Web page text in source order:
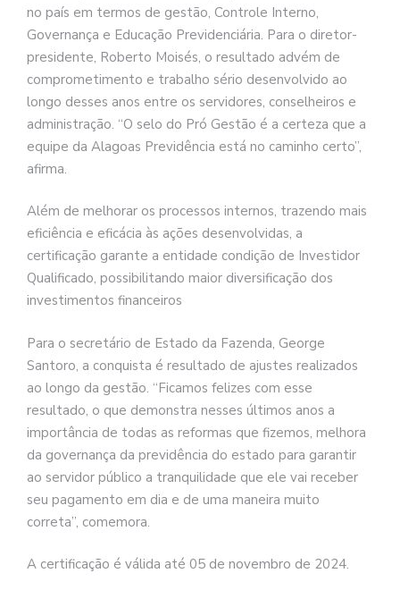
no país em termos de gestão, Controle Interno,
Governança e Educação Previdenciária. Para o diretor-
presidente, Roberto Moisés, o resultado advém de
comprometimento e trabalho sério desenvolvido ao
longo desses anos entre os servidores, conselheiros e
administração. “O selo do Pró Gestão é a certeza que a
equipe da Alagoas Previdência está no caminho certo”,
afirma.
Além de melhorar os processos internos, trazendo mais
eficiência e eficácia às ações desenvolvidas, a
certificação garante a entidade condição de Investidor
Qualificado, possibilitando maior diversificação dos
investimentos financeiros
Para o secretário de Estado da Fazenda, George
Santoro, a conquista é resultado de ajustes realizados
ao longo da gestão. “Ficamos felizes com esse
resultado, o que demonstra nesses últimos anos a
importância de todas as reformas que fizemos, melhora
da governança da previdência do estado para garantir
ao servidor público a tranquilidade que ele vai receber
seu pagamento em dia e de uma maneira muito
correta”, comemora.
A certificação é válida até 05 de novembro de 2024.